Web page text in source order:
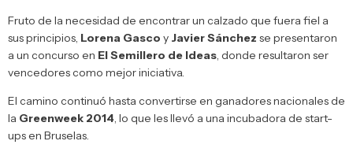
Fruto de la necesidad de encontrar un calzado que fuera fiel a
sus principios, Lorena Gasco y Javier Sánchez se presentaron
a un concurso en El Semillero de Ideas, donde resultaron ser
vencedores como mejor iniciativa.
El camino continuó hasta convertirse en ganadores nacionales de
la Greenweek 2014, lo que les llevó a una incubadora de start-
ups en Bruselas.